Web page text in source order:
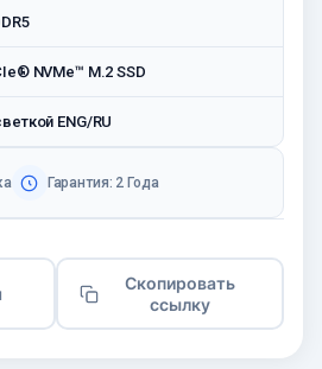
NVMe™ M.2 SSD
ENG/RU
Гарантия: 2 Года
Скопировать
ссылку